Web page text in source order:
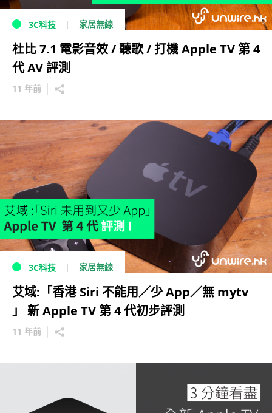
3C科技 家居無線
杜比 7.1 電影音效 / 聽歌 / 打機 Apple TV 第 4
代 AV 評測
11 年前
3C科技 家居無線
艾域:「香港 Siri 不能用／少 App／無 mytv
」 新 Apple TV 第 4 代初步評測
11 年前